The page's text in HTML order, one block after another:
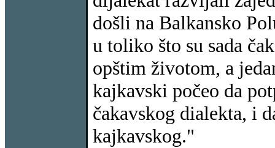
došli na Balkansko
u toliko što su sada
opštim životom, a
kajkavski počeo da
čakavskog dialekta, i
kajkavskog."